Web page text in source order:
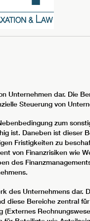
Unternehmen dar. Die
Steuerung von
zum
ist. Daneben ist dieser
Fristigkeiten zu
von Finanzrisiken wie
des
des Unternehmens dar.
diese Bereiche zentral